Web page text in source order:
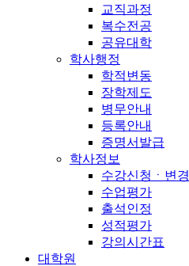
교직과정
복수전공
공유대학
학사행정
학적변동
장학제도
병무안내
등록안내
증명서발급
학사정보
수강신청ㆍ변경
수업평가
출석인정
성적평가
강의시간표
대학원